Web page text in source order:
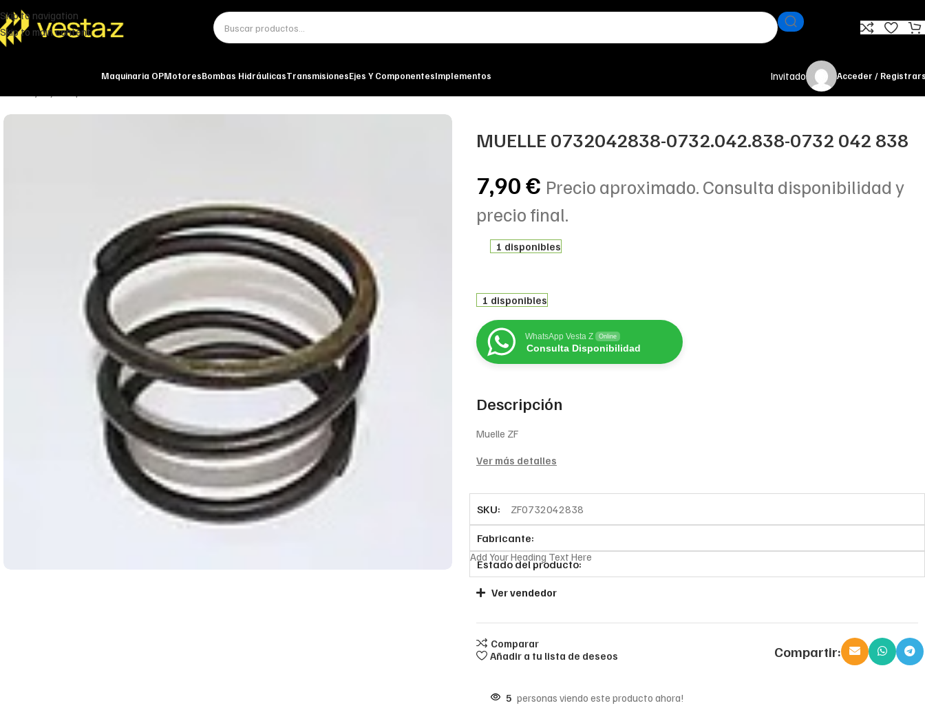
Skip to navigation
Skip to main content
Maquinaria OPMotoresBombas HidráulicasTransmisionesEjes Y ComponentesImplementos Invitado Acceder /
MUELLE 0732042838-0732.042.838-0732 042 838
7,90€ Precio aproximado. Consulta disponibilidad y
precio final.
1 disponibles
1 disponibles
WhatsApp Vesta Z Online
Consulta Disponibilidad
Descripción
Muelle ZF
Ver más detalles
SKU: ZF0732042838
Fabricante:
Estado del producto:
Add Your Heading Text Here
Ver vendedor
Comparar
Añadir a tu lista de deseos
Compartir:
5 personas viendo este producto ahora!